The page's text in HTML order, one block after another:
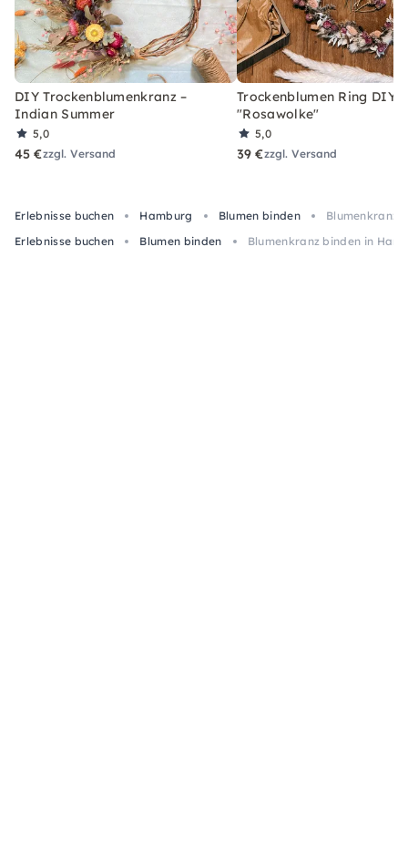
DIY Trockenblumenkranz –
Indian Summer
5,0
45 €zzgl. Versand
Trockenblumen Ring DIY-
"Rosawolke"
5,0
39 €zzgl. Versand
Erlebnisse buchen Hamburg Blumen binden
Blumenkranz
Erlebnisse buchen
Blumen binden Blumenkranz binden in